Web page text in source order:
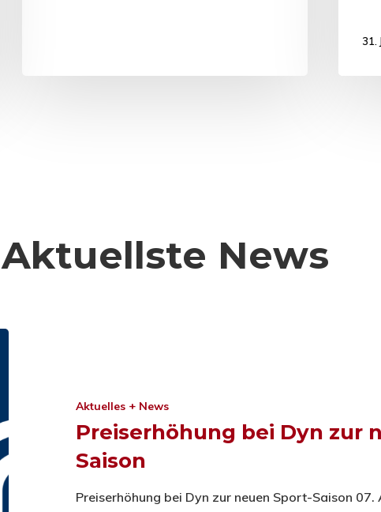
31.
Aktuellste News
Aktuelles + News
Preiserhöhung bei Dyn zur
Saison
Preiserhöhung bei Dyn zur neuen Sport-Saison